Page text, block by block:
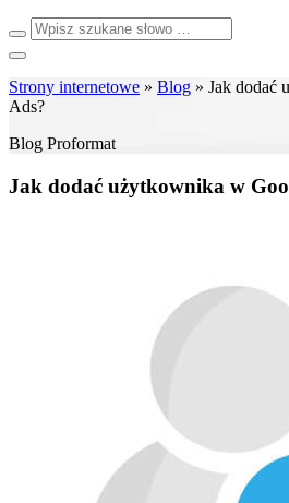
Strony internetowe » Blog » Jak dodać
Ads?
Blog Proformat
Jak dodać użytkownika w